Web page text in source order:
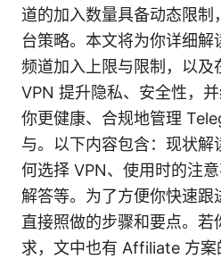
道的加入数量具备动态限制
台策略。本文将为你详细
频道加入上限与限制，以及
VPN 提升隐私、安全性，
你更健康、合规地管理
与。以下内容包含：现状解
何选择 VPN、使用时的注
解答等。为了方便你快速跟
直接照做的步骤和要点。若
求，文中也有 Affiliate 方案